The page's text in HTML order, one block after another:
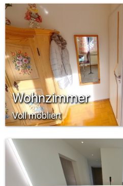
Wohnzimmer
Voll möbliert